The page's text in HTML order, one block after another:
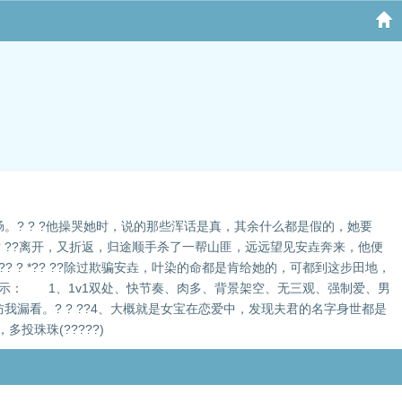
? ? ?他操哭她时，说的那些浑话是真，其余什么都是假的，她要
离开，又折返，归途顺手杀了一帮山匪，远远望见安垚奔来，他便
*?? ??除过欺骗安垚，叶染的命都是肯给她的，可都到这步田地，
： 1、1v1双处、快节奏、肉多、背景架空、无三观、强制爱、男
看。? ? ??4、大概就是女宝在恋爱中，发现夫君的名字身世都是
多投珠珠(?????)